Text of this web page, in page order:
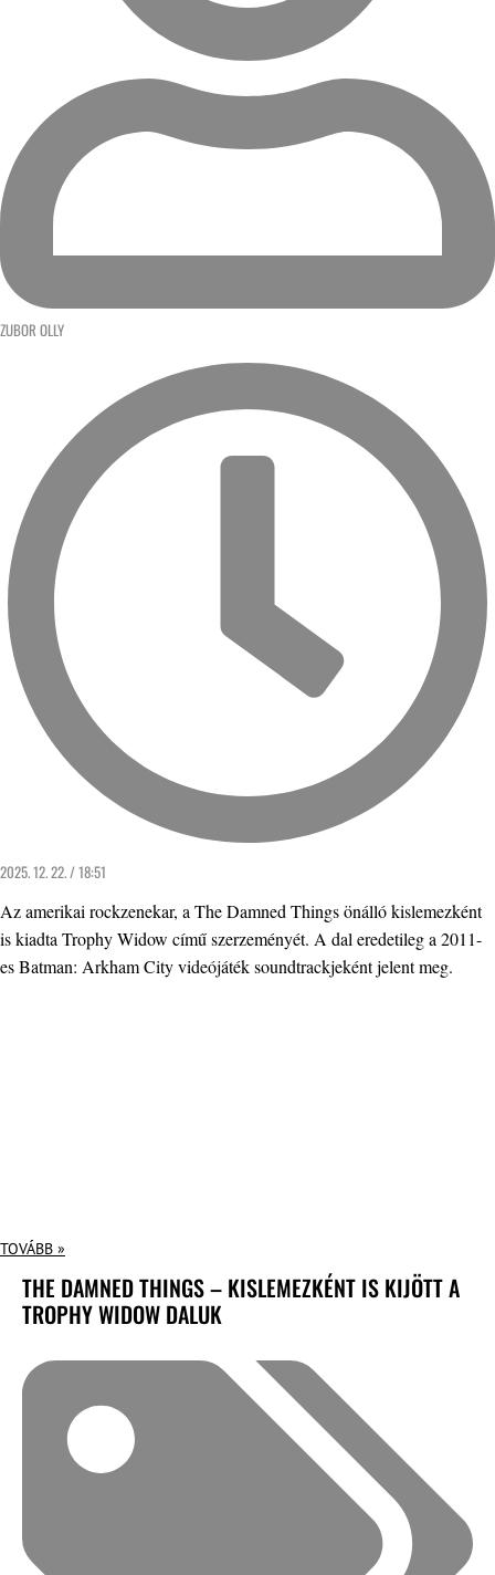
ZUBOR OLLY
2025. 12. 22. / 18:51
Az amerikai rockzenekar, a The Damned Things önálló kislemezként
is kiadta Trophy Widow című szerzeményét. A dal eredetileg a 2011-
es Batman: Arkham City videójáték soundtrackjeként jelent meg.
TOVÁBB »
THE DAMNED THINGS – KISLEMEZKÉNT IS KIJÖTT A
TROPHY WIDOW DALUK